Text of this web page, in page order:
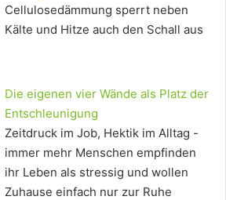
Cellulosedämmung sperrt neben
Kälte und Hitze auch den Schall aus
Die eigenen vier Wände als Platz der
Entschleunigung
Zeitdruck im Job, Hektik im Alltag -
immer mehr Menschen empfinden
ihr Leben als stressig und wollen
Zuhause einfach nur zur Ruhe